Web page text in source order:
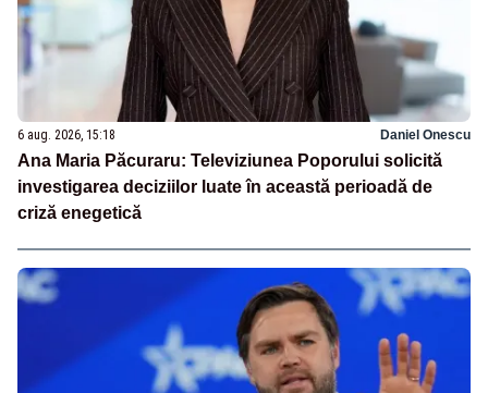
6 aug. 2026, 15:18 Daniel Onescu
Ana Maria Păcuraru: Televiziunea Poporului solicită
investigarea deciziilor luate în această perioadă de
criză enegetică